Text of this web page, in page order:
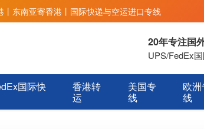
东南亚寄香港丨国际快递与空运进口专线
20年专注国
UPS/FedEx
国际快
香港转
运
美国专
线
欧
线